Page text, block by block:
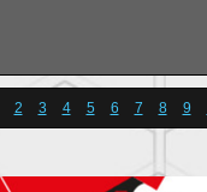
2 3 4 5 6 7 8 9